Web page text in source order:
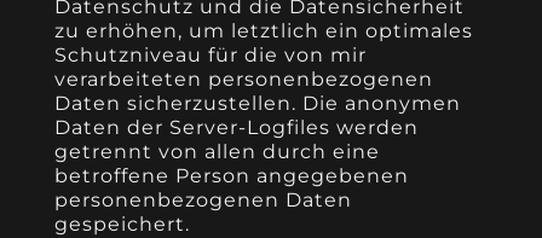
Datenschutz und die Datensicherheit
zu erhöhen, um letztlich ein optimales
Schutzniveau für die von mir
verarbeiteten personenbezogenen
Daten sicherzustellen. Die anonymen
Daten der Server-Logfiles werden
getrennt von allen durch eine
betroffene Person angegebenen
personenbezogenen Daten
gespeichert.